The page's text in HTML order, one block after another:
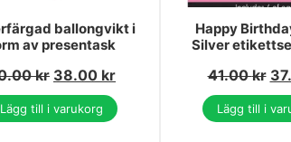
ballongvikt i
av presentask
kr 38.00 kr
Lägg till i varukorg
Happy
Silver
41.00kr
Lägg till i